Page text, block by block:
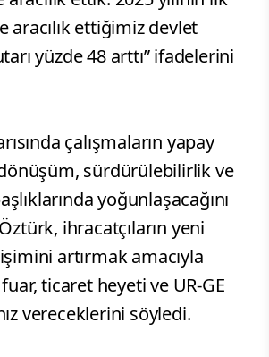
aracılık ettiğimiz devlet
yüzde 48 arttı” ifadelerini
çalışmaların yapay
sürdürülebilirlik ve
yoğunlaşacağını
ihracatçıların yeni
artırmak amacıyla
ticaret heyeti ve UR-GE
vereceklerini söyledi.